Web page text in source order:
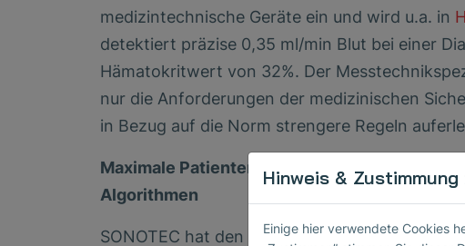
medizintechnische Geräte ein und wird u.a. in
detektiert präzise 0,35 ml/min Blut bei einer
Hämatokritwert von 32%. Der
nur die Anforderungen der medizinischen
in Bezug auf die Norm strengere Regeln
Maximale Patientensicherheit durch
Algorithmen
SONOTEC hat den BLD03 Sensor unter
Hinweis &
Einige hier verwendete Cookies